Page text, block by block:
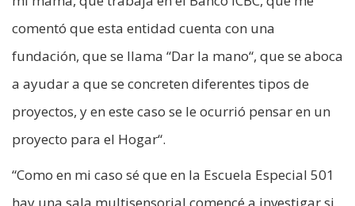
comentó que esta entidad cuenta con una
fundación, que se llama “Dar la mano“, que se aboca
a ayudar a que se concreten diferentes tipos de
proyectos, y en este caso se le ocurrió pensar en un
proyecto para el Hogar“.
“Como en mi caso sé que en la Escuela Especial 501